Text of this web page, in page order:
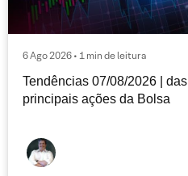
6 Ago 2026 • 1 min de leitura
Tendências 07/08/2026 | das
principais ações da Bolsa